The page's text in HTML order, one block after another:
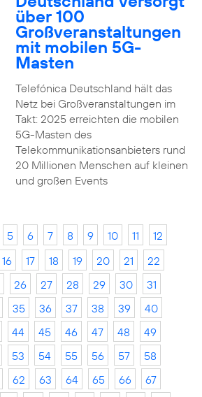
über 100
Großveranstaltungen
mit mobilen 5G-
Masten
Telefónica Deutschland hält das
Netz bei Großveranstaltungen im
Takt: 2025 erreichten die mobilen
5G-Masten des
Telekommunikationsanbieters rund
20 Millionen Menschen auf kleinen
und großen Events
5 6 7 8 9 10 11
12
16 17 18 19 20 21
22
26 27 28 29 30
31
35 36 37 38 39
40
44 45 46 47 48
49
53 54 55 56 57
58
62 63 64 65 66
67